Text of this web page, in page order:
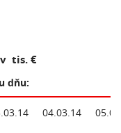
tis. €
dňu:
04.03.14